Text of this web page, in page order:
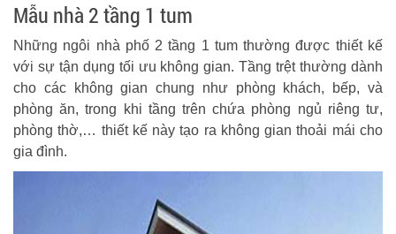
Mẫu nhà 2 tầng 1 tum
Những ngôi nhà phố 2 tầng 1 tum thường được thiết kế
với sự tận dụng tối ưu không gian. Tầng trệt thường dành
cho các không gian chung như phòng khách, bếp, và
phòng ăn, trong khi tầng trên chứa phòng ngủ riêng tư,
phòng thờ,… thiết kế này tạo ra không gian thoải mái cho
gia đình.